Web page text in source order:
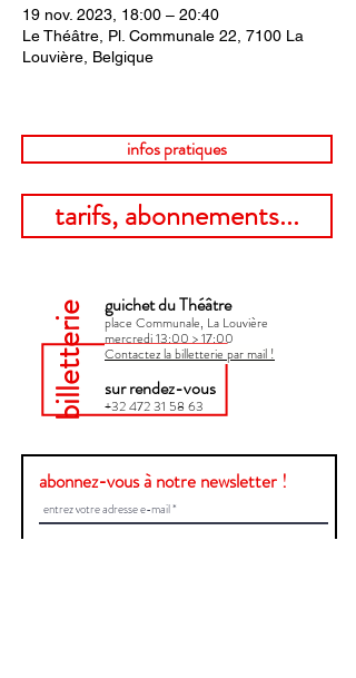
19 nov. 2023, 18:00 – 20:40
Le Théâtre, Pl. Communale 22, 7100 La
Louvière, Belgique
infos pratiques
tarifs, abonnements...
billetterie guichet du Théâtre
place Communale, La Louvière
mercredi 13:00 > 17:00​
Contactez la billetterie par mail !
sur rendez-vous
+32 472 31 58 63
abonnez-vous à notre newsletter !